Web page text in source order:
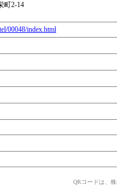
町2-14
00048/index.html
QRコードは、